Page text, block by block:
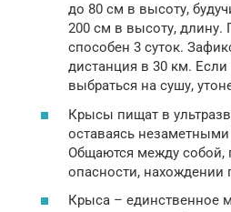
до 80 см в высоту,
200 см в высоту,
способен 3 суток.
дистанция в 30 км.
выбраться на сушу,
Крысы пищат в
оставаясь
Общаются между собой,
опасности, нахождении
Крыса – единственное